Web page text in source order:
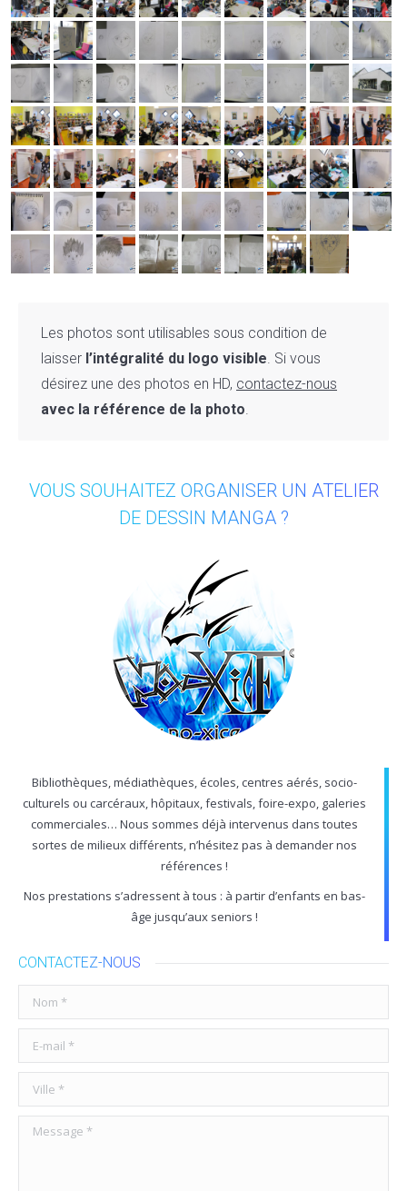
Les photos sont utilisables sous condition de
laisser l’intégralité du logo visible. Si vous
désirez une des photos en HD, contactez-nous
avec la référence de la photo.
VOUS SOUHAITEZ ORGANISER UN ATELIER
DE DESSIN MANGA ?
Bibliothèques, médiathèques, écoles, centres aérés, socio-
culturels ou carcéraux, hôpitaux, festivals, foire-expo, galeries
commerciales… Nous sommes déjà intervenus dans toutes
sortes de milieux différents, n’hésitez pas à demander nos
références !
Nos prestations s’adressent à tous : à partir d’enfants en bas-
âge jusqu’aux seniors !
CONTACTEZ-NOUS
Nom *
E-mail *
Ville *
Message *